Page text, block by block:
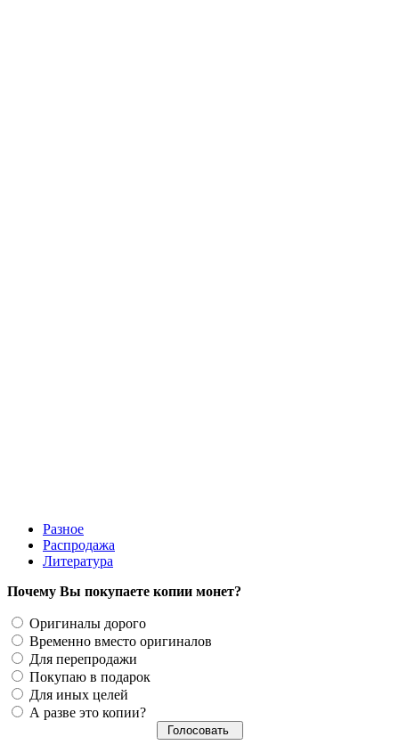
Разное
Распродажа
Литература
Почему Вы покупаете копии монет?
Оригиналы дорого
Временно вместо оригиналов
Для перепродажи
Покупаю в подарок
Для иных целей
А разве это копии?